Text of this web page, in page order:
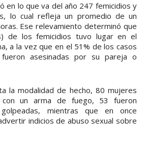
en lo que va del año 247 femicidios y
lo cual refleja un promedio de un
Ese relevamiento determinó que
de los femicidios tuvo lugar en el
a la vez que en el 51% de los casos
asesinadas por su pareja o
la modalidad de hecho, 80 mujeres
con un arma de fuego, 53 fueron
mientras que en once
indicios de abuso sexual sobre